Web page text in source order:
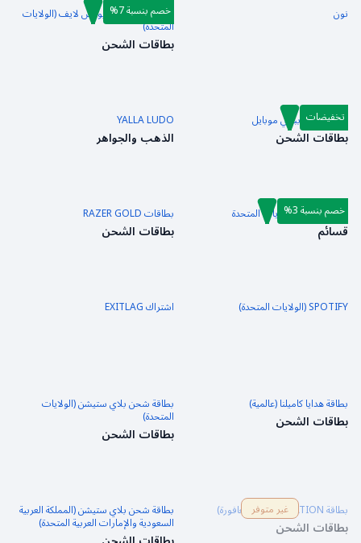
نون بطاقة شحن إكس بوكس لايف (الولايات
المتحدة)
بطاقات الشحن
خصم بنسبة 7%
بطاقة شحن ببجي موبايل
بطاقات الشحن
تخفيضات YALLA LUDO
الذهب والجواهر
NINTENDO الولايات المتحدة
قسائم
خصم بنسبة 3% بطاقات RAZER GOLD
بطاقات الشحن
SPOTIFY (الولايات المتحدة) اشتراك EXITLAG
بطاقة هدايا كاميلنا (عالمية)
بطاقات الشحن
بطاقة شحن بلاي ستيشن (الولايات
المتحدة)
بطاقات الشحن
بطاقة PLAYSTATION (سنغافورة)
بطاقات الشحن
غير متوفر بطاقة شحن بلاي ستيشن (المملكة العربية
السعودية والإمارات العربية المتحدة)